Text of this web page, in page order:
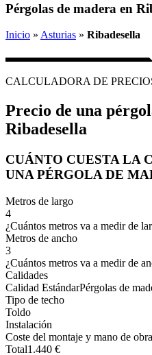
Pérgolas de madera en
Inicio » Asturias » Ribadesella
CALCULADORA DE
Precio de una
Ribadesella
CUÁNTO CUESTA LA
UNA PÉRGOLA DE
Metros de largo
4
¿Cuántos metros va a medir de
Metros de ancho
3
¿Cuántos metros va a medir de
Calidades
Calidad EstándarPérgolas de
Tipo de techo
Toldo
Instalación
Coste del montaje y mano de obra
Total1.440 €